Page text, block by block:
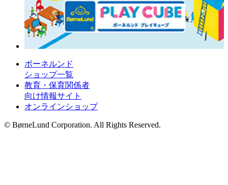
ボーネルンド
ショップ一覧
教育・保育関係者
向け情報サイト
オンラインショップ
© BørneLund Corporation. All Rights Reserved.